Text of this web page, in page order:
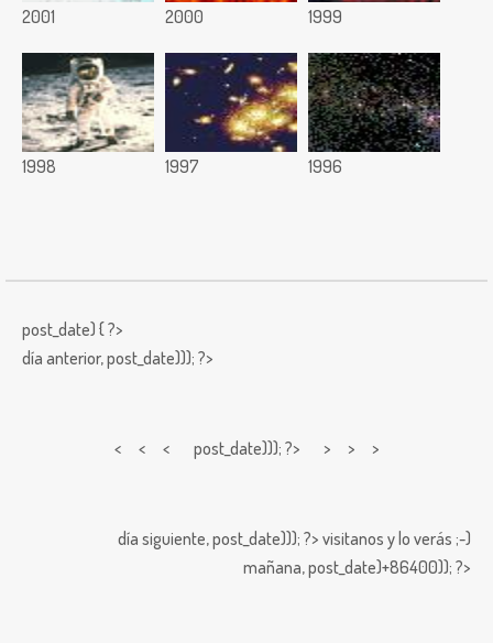
2001 2000 1999
1998 1997 1996
post_date) { ?>
día anterior,post_date))); ?>
< < < post_date))); ?> > > >
día siguiente,post_date))); ?> visitanos y lo verás ;-)
mañana,post_date)+86400)); ?>